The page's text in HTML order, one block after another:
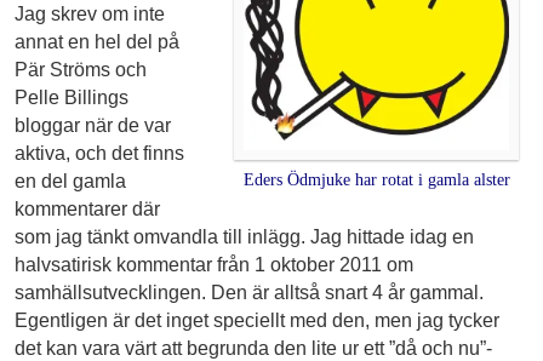
Eders Ödmjuke har rotat i gamla alster
Jag skrev om inte
annat en hel del på
Pär Ströms och
Pelle Billings
bloggar när de var
aktiva, och det finns
en del gamla
kommentarer där
som jag tänkt omvandla till inlägg. Jag hittade idag en
halvsatirisk kommentar från 1 oktober 2011 om
samhällsutvecklingen. Den är alltså snart 4 år gammal.
Egentligen är det inget speciellt med den, men jag tycker
det kan vara värt att begrunda den lite ur ett ”då och nu”-